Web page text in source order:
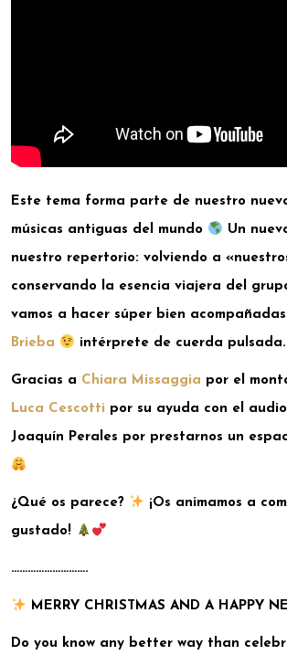
Este tema forma parte de nuestro
músicas antiguas del mundo Un
nuestro repertorio: volviendo a
conservando la esencia viajera del
vamos a hacer súper bien
Brieba intérprete de cuerda pulsada.
Gracias a Chiara Missaggia por el
Luca Cescotti por su ayuda con el
Joaquín Perales por prestarnos un
¿Qué os parece? ¡Os animamos a
gustado!
……………………….
MERRY CHRISTMAS AND A HAPPY
Do you know any better way than